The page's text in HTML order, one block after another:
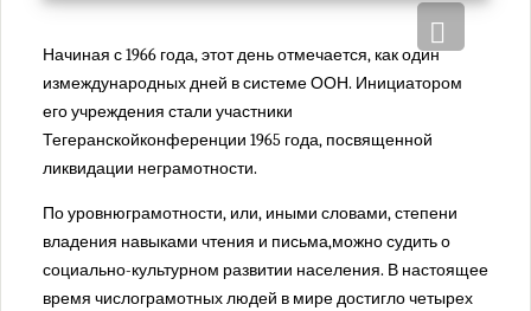
Перовский районный суд города Москвы
Симоновский районный суд города Москвы
Солнцевский районный суд города Москвы
Тверской районный суд города Москвы
Тимирязевский районный суд города Москвы
Троицкий районный суд города Москвы
Начиная с 1966 года, этот день отмечается, как один
измеждународных дней в системе ООН. Инициатором
его учреждения стали участники
Тегеранскойконференции 1965 года, посвященной
ликвидации неграмотности.
По уровнюграмотности, или, иными словами, степени
владения навыками чтения и письма,можно судить о
социально-культурном развитии населения. В настоящее
время числограмотных людей в мире достигло четырех